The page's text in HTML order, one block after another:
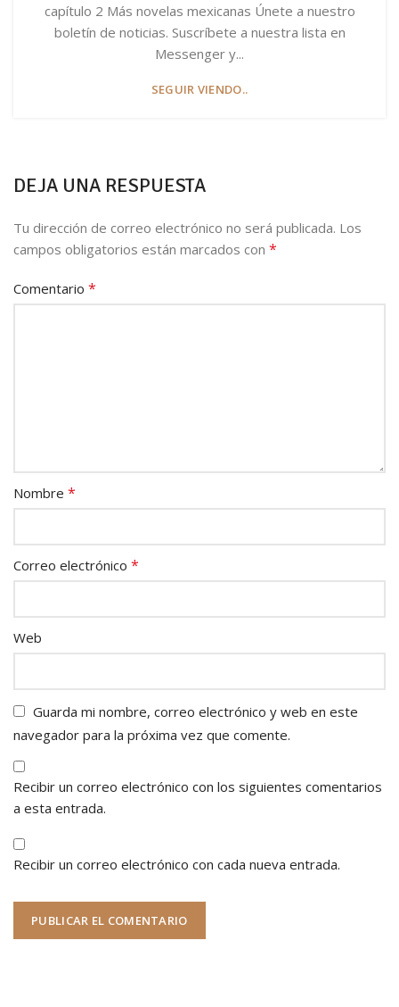
capítulo 2 Más novelas mexicanas Únete a nuestro
boletín de noticias. Suscríbete a nuestra lista en
Messenger y...
SEGUIR VIENDO..
DEJA UNA RESPUESTA
Tu dirección de correo electrónico no será publicada. Los
campos obligatorios están marcados con *
Comentario *
Nombre *
Correo electrónico *
Web
Guarda mi nombre, correo electrónico y web en este
navegador para la próxima vez que comente.
Recibir un correo electrónico con los siguientes comentarios
a esta entrada.
Recibir un correo electrónico con cada nueva entrada.